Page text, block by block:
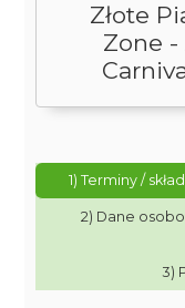
Złote
Zone
1) Terminy /
2) Dane
3)